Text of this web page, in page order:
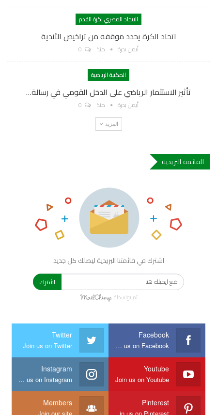
الاتحاد المصري لكرة القدم
اتحاد الكرة يحدد موقفه من تراخيص الأندية
أيمن بدرة منذ
المكتبة الرياضية
تأثير الاستثمار الرياضي على الدخل القومي في رسالة…
أيمن بدرة منذ
المزيد
القائمة البريدية
اشترك في قائمتنا البريدية ليصلك كل جديد
اشترك
تم بواسطة
Facebook
Join us on Facebook
Twitter
Join us on Twitter
Youtube
Join us on Youtube
Instagram
Join us on Instagram
Pinterest
Members